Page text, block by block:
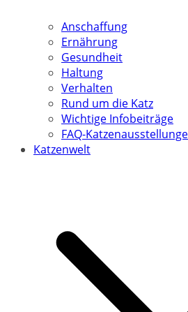
Anschaffung
Ernährung
Gesundheit
Haltung
Verhalten
Rund um die Katz
Wichtige Infobeiträge
FAQ-
Katzenwelt